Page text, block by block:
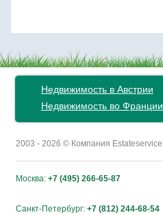
Недвижимость в Австрии
Недвижимость во Франции
2003 - 2026 © Компания
Москва: +7 (495) 266-65-87
Санкт-Петербург: +7 (812) 244-68-54